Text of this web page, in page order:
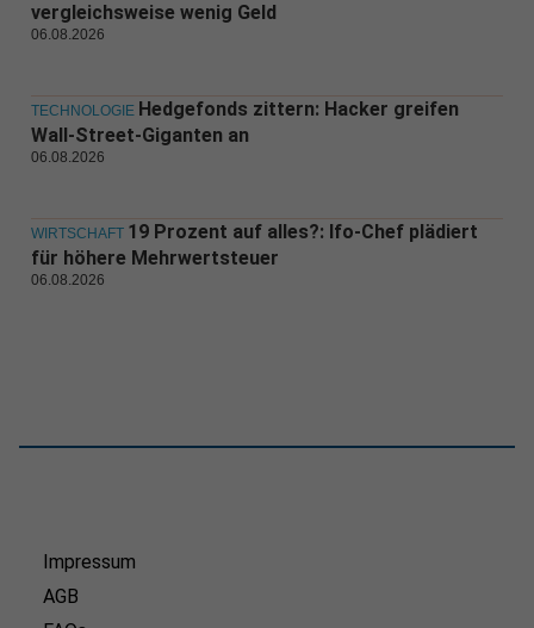
vergleichsweise wenig Geld
06.08.2026
TECHNOLOGIE Hedgefonds zittern: Hacker greifen
Wall-Street-Giganten an
06.08.2026
WIRTSCHAFT 19 Prozent auf alles?: Ifo-Chef plädiert
für höhere Mehrwertsteuer
06.08.2026
Impressum
AGB